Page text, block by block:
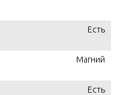
Есть
Магний
Есть